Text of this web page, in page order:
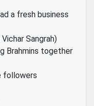
a fresh business
Sangrah)
Brahmins together
followers